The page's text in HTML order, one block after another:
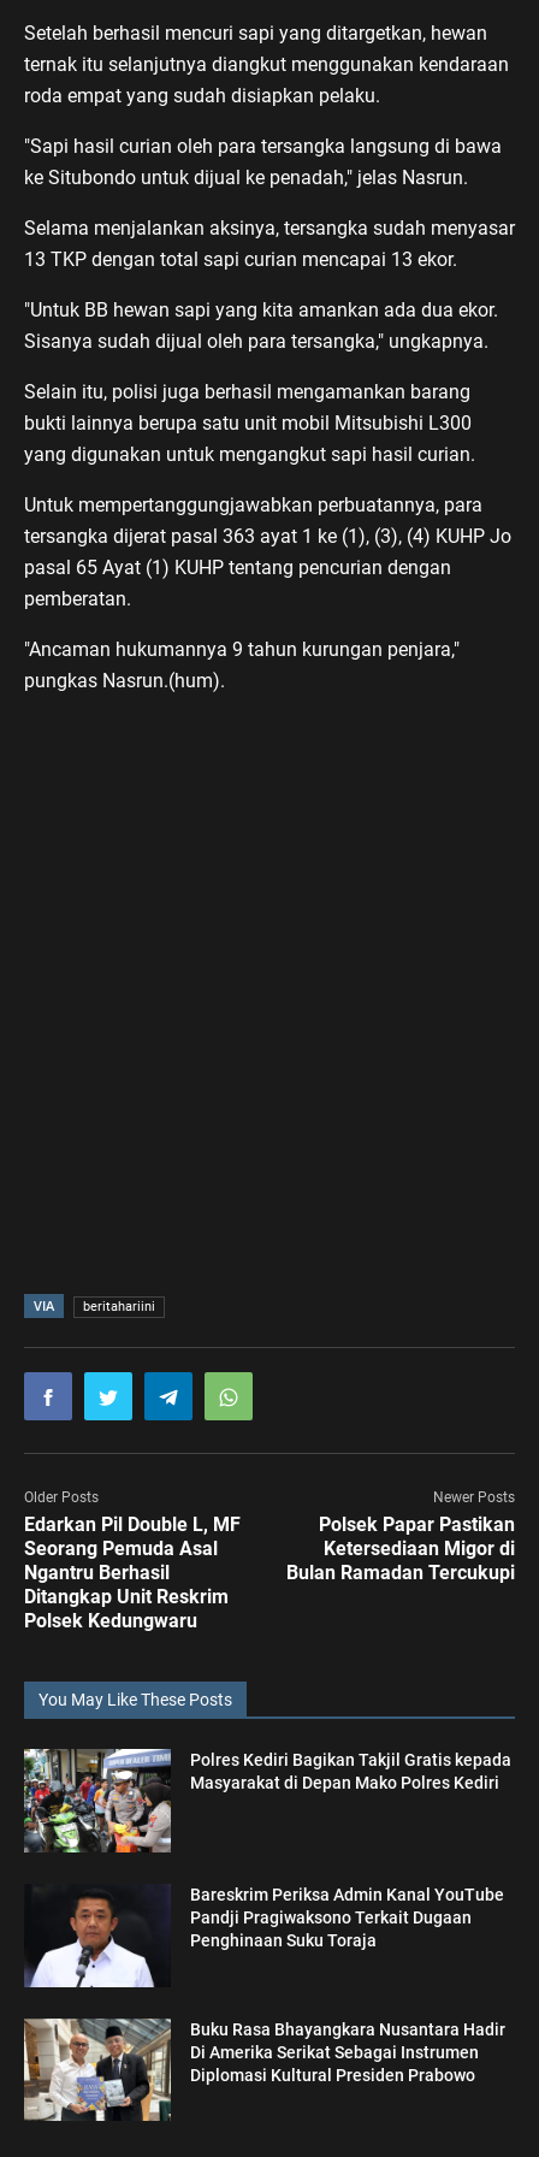
Setelah berhasil mencuri sapi yang ditargetkan, hewan
ternak itu selanjutnya diangkut menggunakan kendaraan
roda empat yang sudah disiapkan pelaku.
"Sapi hasil curian oleh para tersangka langsung di bawa
ke Situbondo untuk dijual ke penadah," jelas Nasrun.
Selama menjalankan aksinya, tersangka sudah menyasar
13 TKP dengan total sapi curian mencapai 13 ekor.
"Untuk BB hewan sapi yang kita amankan ada dua ekor.
Sisanya sudah dijual oleh para tersangka," ungkapnya.
Selain itu, polisi juga berhasil mengamankan barang
bukti lainnya berupa satu unit mobil Mitsubishi L300
yang digunakan untuk mengangkut sapi hasil curian.
Untuk mempertanggungjawabkan perbuatannya, para
tersangka dijerat pasal 363 ayat 1 ke (1), (3), (4) KUHP Jo
pasal 65 Ayat (1) KUHP tentang pencurian dengan
pemberatan.
"Ancaman hukumannya 9 tahun kurungan penjara,"
pungkas Nasrun.(hum).
VIA beritahariini
Older Posts
Edarkan Pil Double L, MF
Seorang Pemuda Asal
Ngantru Berhasil
Ditangkap Unit Reskrim
Polsek Kedungwaru
Newer Posts
Polsek Papar Pastikan
Ketersediaan Migor di
Bulan Ramadan Tercukupi
You May Like These Posts
Polres Kediri Bagikan Takjil Gratis kepada
Masyarakat di Depan Mako Polres Kediri
Bareskrim Periksa Admin Kanal YouTube
Pandji Pragiwaksono Terkait Dugaan
Penghinaan Suku Toraja
Buku Rasa Bhayangkara Nusantara Hadir
Di Amerika Serikat Sebagai Instrumen
Diplomasi Kultural Presiden Prabowo